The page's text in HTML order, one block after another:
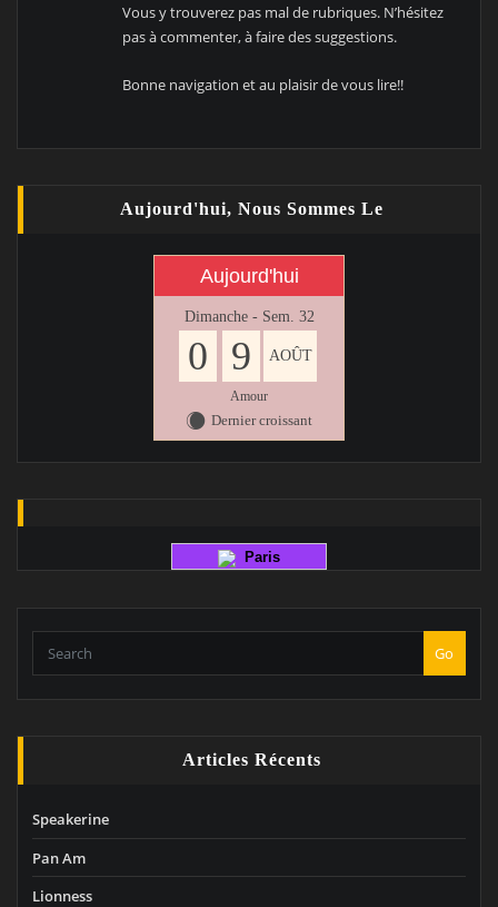
Vous y trouverez pas mal de rubriques. N’hésitez
pas à commenter, à faire des suggestions.
Bonne navigation et au plaisir de vous lire!!
Aujourd'hui, Nous Sommes Le
Aujourd'hui
Dimanche - Sem. 32
0 9 AOÛT
Amour
X Dernier croissant
Paris
Go
Articles Récents
Speakerine
Pan Am
Lionness